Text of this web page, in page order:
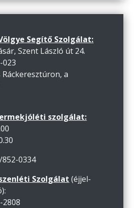
Segítő Szolgálat:
Szent László út 24.
023
a
szolgálat:
0334
Szolgálat (éjjel-
2808